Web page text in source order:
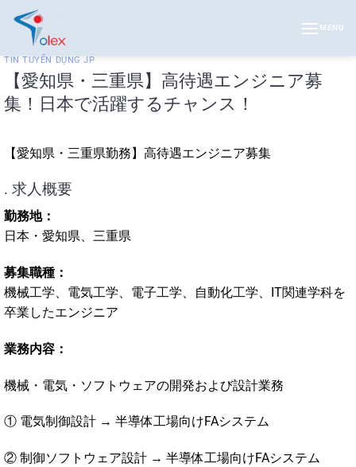
content
MENU
TIN TUYỂN DỤNG JP
【愛知県・三重県】高待遇エンジニア募
集！日本で活躍するチャンス！
【愛知県・三重県勤務】高待遇エンジニア募集
. 求人概要
勤務地：
日本・愛知県、三重県
募集職種：
機械工学、電気工学、電子工学、自動化工学、IT関連学科を
卒業したエンジニア
業務内容：
機械・電気・ソフトウェアの開発および設計業務
① 電気制御設計 → 半導体工場向けFAシステム
② 制御ソフトウェア設計 → 半導体工場向けFAシステム